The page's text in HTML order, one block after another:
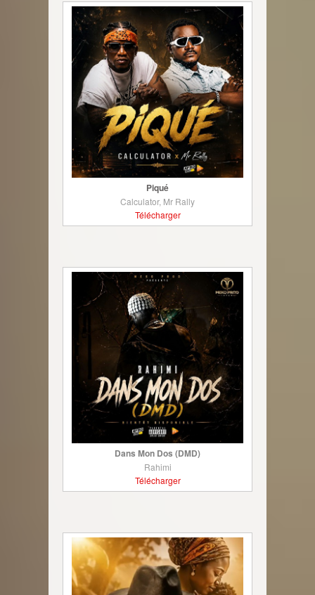
Piqué
Calculator, Mr Rally
Télécharger
Dans Mon Dos (DMD)
Rahimi
Télécharger